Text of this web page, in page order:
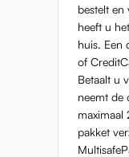
bestelt en
heeft u
huis. Een
of
Betaalt u
neemt de
maximaal
pakket